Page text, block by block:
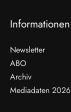
Informationen
Newsletter
ABO
Archiv
Mediadaten 2026